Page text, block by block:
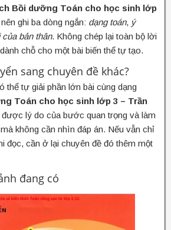
Bồi dưỡng Toán cho học sinh lớp
nên ghi ba dòng ngắn: dạng toán, ý
của bản thân. Không chép lại toàn bộ lời
chỗ cho một bài biến thể tự tạo.
sang chuyên đề khác?
thể tự giải phần lớn bài cùng dạng
Toán cho học sinh lớp 3 – Trần
được lý do của bước quan trọng và làm
không cần nhìn đáp án. Nếu vẫn chỉ
đọc, cần ở lại chuyên đề đó thêm một
đang có